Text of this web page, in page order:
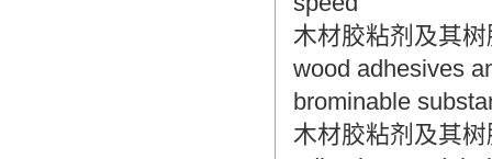
木材胶粘剂及其
wood adhesives
brominable
木材胶粘剂及其